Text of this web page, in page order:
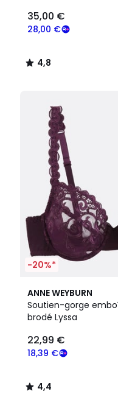
28,00 €
35,00 €
4,8
/
-20%*
ANNE WEYBURN
Soutien-gorge
brodé Lyssa
18,39 €
22,99 €
4,4
/ 5
5
Couleurs
4,4
/